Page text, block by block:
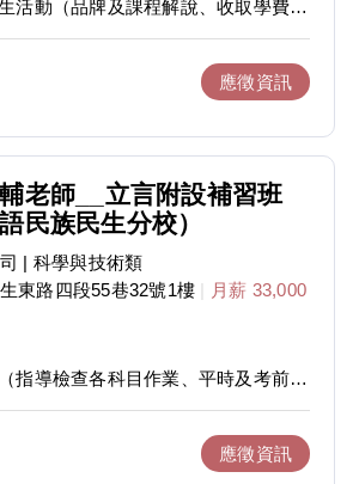
活動（品牌及課程解說、收取學費）
管理
設備維修、文具採購）
、學生及家長之間良好關係
活動
理及歸檔
佈置
具備有效溝通技巧
好團隊工作關係
壓性高
，富有愛心及耐心
應徵資訊
老師__立言附設補習班
民族民生分校）
| 科學與技術類
東路四段55巷32號1樓
月薪 33,000
指導檢查各科目作業、平時及考前複
學生間的爭吵、傾聽關懷學生）
應徵資訊